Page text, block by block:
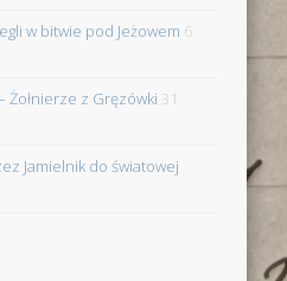
w bitwie pod Jeżowem 6
Żołnierze z Gręzówki 31
Jamielnik do światowej